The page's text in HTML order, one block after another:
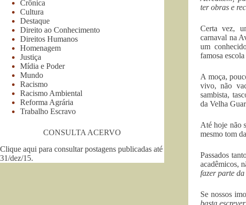
ter obras e
Certa vez,
carnaval na
um
famosa
A moça,
vivo, não
sambista,
da Velha
Até hoje não
mesmo tom
Passados
acadêmicos,
fazer parte
Se nossos
basta
Crônica
Cultura
Destaque
Direito ao Conhecimento
Direitos Humanos
Homenagem
Justiça
Mídia e Poder
Mundo
Racismo
Racismo Ambiental
Reforma Agrária
Trabalho Escravo
CONSULTA ACERVO
Clique aqui para consultar postagens publicadas até
31/dez/15.